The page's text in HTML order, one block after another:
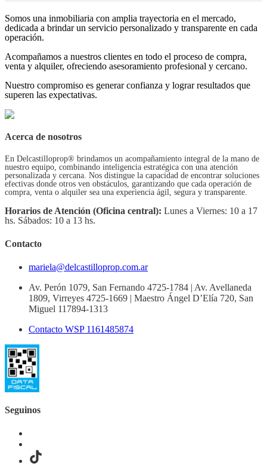
Somos una inmobiliaria con amplia trayectoria en el mercado,
dedicada a brindar un servicio personalizado y transparente en cada
operación.
Acompañamos a nuestros clientes en todo el proceso de compra,
venta y alquiler, ofreciendo asesoramiento profesional y cercano.
Nuestro compromiso es generar confianza y lograr resultados que
superen las expectativas.
Acerca de nosotros
En Delcastilloprop® brindamos un acompañamiento integral de la mano de
nuestro equipo, combinando inteligencia estratégica con una atención
personalizada y cercana. Nos distingue la capacidad de encontrar soluciones
efectivas donde otros ven obstáculos, garantizando que cada operación de
compra, venta o alquiler sea una experiencia ágil, segura y transparente.
Horarios de Atención (Oficina central): Lunes a Viernes: 10 a 17
hs. Sábados: 10 a 13 hs.
Contacto
mariela@delcastilloprop.com.ar
Av. Perón 1079, San Fernando 4725-1784 | Av. Avellaneda
1809, Virreyes 4725-1669 | Maestro Ángel D’Elía 720, San
Miguel 117894-1313
Contacto WSP 1161485874
Seguinos